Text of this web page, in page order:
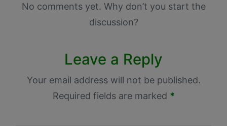
No comments yet. Why don’t you start the
discussion?
Leave a Reply
Your email address will not be published.
Required fields are marked *